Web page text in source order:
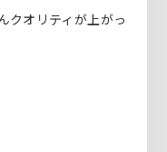
クオリティが上がっ